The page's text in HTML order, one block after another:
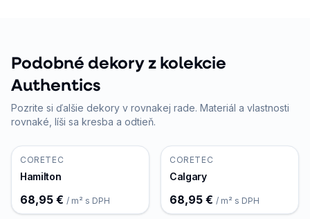
Podobné dekory z kolekcie
Authentics
Pozrite si ďalšie dekory v rovnakej rade. Materiál a vlastnosti
rovnaké, líši sa kresba a odtieň.
CORETEC
Hamilton
68,95 € / m² s DPH
CORETEC
Calgary
68,95 € / m² s DPH